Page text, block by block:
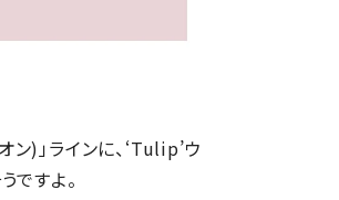
)」ラインに、‘Tulip’ウ
ですよ。